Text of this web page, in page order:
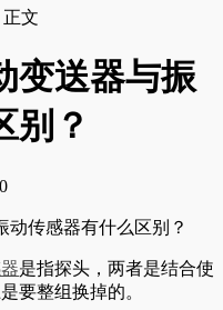
正文
变送器与振
别？
0
是指探头，两者是结合使
要整组换掉的。